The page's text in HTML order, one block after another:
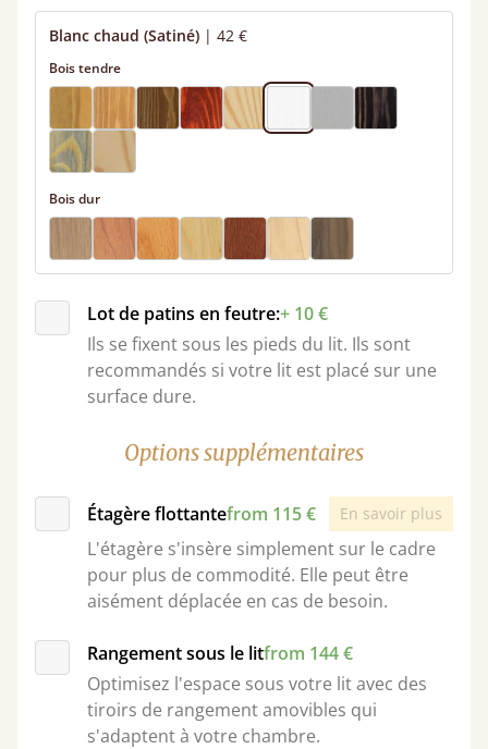
Blanc chaud (Satiné) | 42 €
Bois tendre
Bois dur
Lot de patins en feutre:+ 10 €
Ils se fixent sous les pieds du lit. Ils sont
recommandés si votre lit est placé sur une
surface dure.
Options supplémentaires
Étagère flottantefrom 115 € En savoir plus
L'étagère s'insère simplement sur le cadre
pour plus de commodité. Elle peut être
aisément déplacée en cas de besoin.
Rangement sous le litfrom 144 €
Optimisez l'espace sous votre lit avec des
tiroirs de rangement amovibles qui
s'adaptent à votre chambre.